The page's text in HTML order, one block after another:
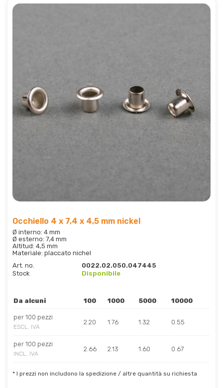
Occhiello 4 x 7,4 x 4,5 mm nickel
Ø interno: 4 mm
Ø esterno: 7,4 mm
Altitud: 4,5 mm
Materiale: placcato nichel
Art. no.
0022.02.050.047445
Stock
Disponibile
Da alcuni 100 1000 5000 10000
per 100 pezzi
ESCL. IVA
2.20 1.76 1.32 0.55
per 100 pezzi
INCL. IVA
2.66 2.13 1.60 0.67
* I prezzi non includono la spedizione / altre quantità su richiesta